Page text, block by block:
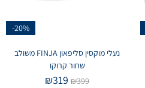
-20%
נעלי מוקסין סליפאון FINJA משולב
שחור קרוקו
₪399
₪319